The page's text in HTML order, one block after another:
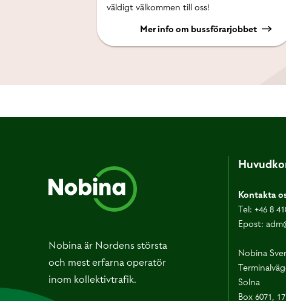
väldigt välkommen till oss!
Mer info om bussförarjobbet
Nobina är Nordens största
och mest erfarna operatör
inom kollektivtrafik.
Kontakta
Tel: +46 8
Epost:
Nobina
Solna
Box 6071,